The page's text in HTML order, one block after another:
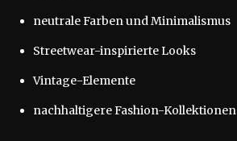
neutrale Farben und Minimalismus
Streetwear-inspirierte Looks
Vintage-Elemente
nachhaltigere Fashion-Kollektionen